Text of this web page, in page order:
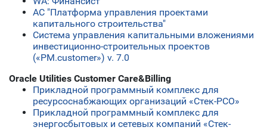
АС "Платформа управления проектами
капитального строительства"
Система управления капитальными вложениями
инвестиционно-строительных проектов
(«PM.customer») v. 7.0
Oracle Utilities Customer Care&Billing
Прикладной программный комплекс для
ресурсоснабжающих организаций «Стек-РСО»
Прикладной программный комплекс для
энергосбытовых и сетевых компаний «Стек-